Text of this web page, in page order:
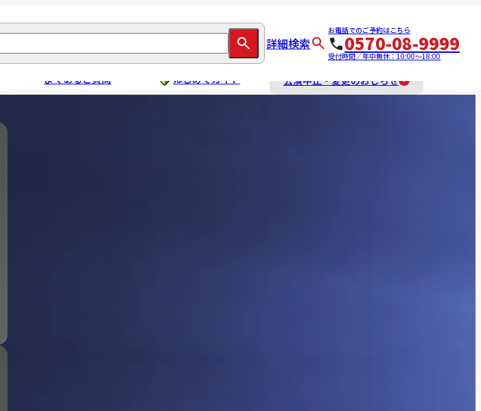
詳細検索
お電話でのご予約はこちら
0570-08-9999
受付時間／年中無休：10:00～18:00
よくあるご質問 はじめてガイド 公演中止・変更のおしらせ